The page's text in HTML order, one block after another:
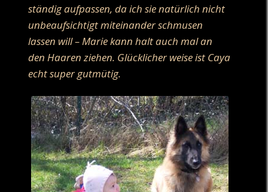
ständig aufpassen, da ich sie natürlich nicht
unbeaufsichtigt miteinander schmusen
lassen will – Marie kann halt auch mal an
den Haaren ziehen. Glücklicher weise ist Caya
echt super gutmütig.